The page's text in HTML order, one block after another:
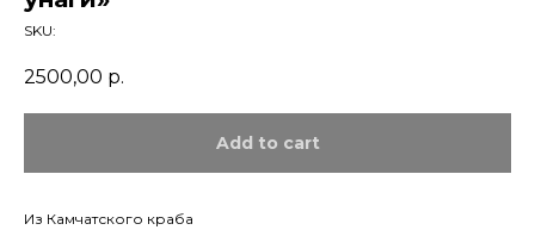
SKU:
2500,00 р.
Add to cart
Из Камчатского краба